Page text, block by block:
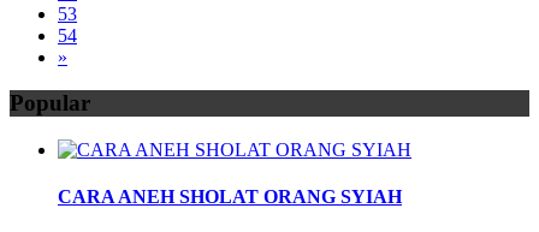
53
54
»
Popular
CARA ANEH SHOLAT ORANG SYIAH